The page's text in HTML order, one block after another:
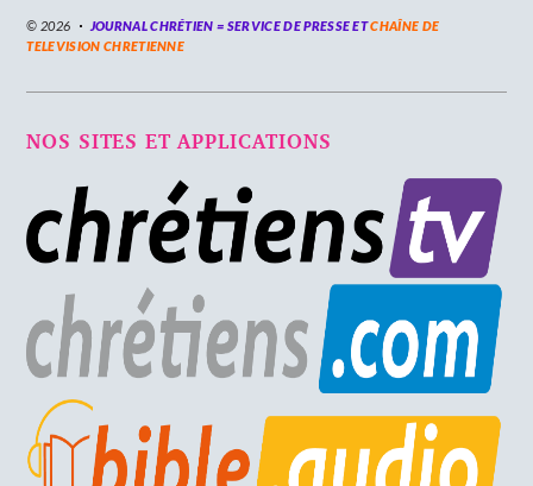
© 2026 JOURNAL CHRÉTIEN = SERVICE DE PRESSE ETCHAÎNE DE
TELEVISION CHRETIENNE
NOS SITES ET APPLICATIONS